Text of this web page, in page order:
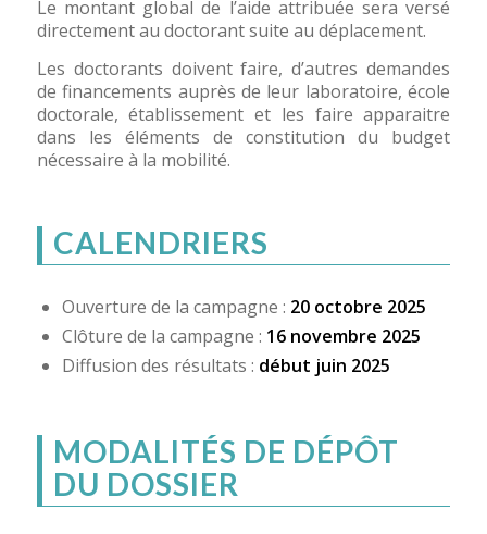
Le montant global de l’aide attribuée sera versé
directement au doctorant suite au déplacement.
Les doctorants doivent faire, d’autres demandes
de financements auprès de leur laboratoire, école
doctorale, établissement et les faire apparaitre
dans les éléments de constitution du budget
nécessaire à la mobilité.
CALENDRIERS
Ouverture de la campagne : 20 octobre 2025
Clôture de la campagne : 16 novembre 2025
Diffusion des résultats : début juin 2025
MODALITÉS DE DÉPÔT
DU DOSSIER